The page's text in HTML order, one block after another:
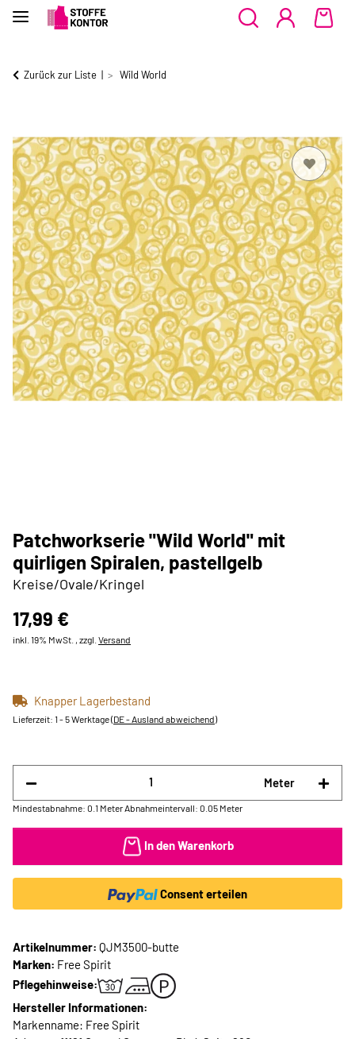
Zurück zur Liste Wild World
Patchworkserie "Wild World" mit
quirligen Spiralen, pastellgelb
Kreise/Ovale/Kringel
17,99 €
inkl. 19% MwSt. , zzgl. Versand
Knapper Lagerbestand
Lieferzeit: 1 - 5 Werktage(DE - Ausland abweichend)
Meter
Mindestabnahme: 0.1 Meter Abnahmeintervall: 0.05 Meter
In den Warenkorb
Consent erteilen
Artikelnummer: QJM3500-butte
Marken: Free Spirit
Pflegehinweise:
Hersteller Informationen:
Markenname: Free Spirit